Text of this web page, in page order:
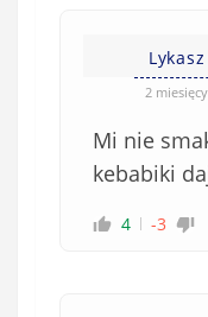
Lykasz
2
Mi nie
kebabiki
4 -3